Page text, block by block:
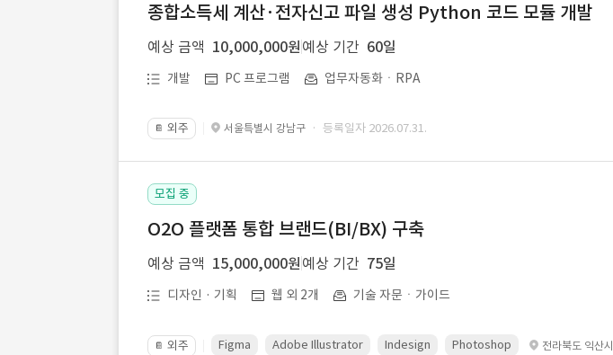
종합소득세 계산·전자신고 파일 생성 Python 코드 모듈 개발
예상 금액 10,000,000원 예상 기간 60일
개발 PC 프로그램 업무자동화ㆍRPA
📔 외주 서울특별시 강남구 · 등록일자 2026.07.31.
모집 중
O2O 플랫폼 통합 브랜드(BI/BX) 구축
예상 금액 15,000,000원 예상 기간 75일
디자인 · 기획 웹 외 2개 기술 자문ㆍ가이드
📔 외주 Figma Adobe Illustrator Indesign Photoshop 전라북도 익산시